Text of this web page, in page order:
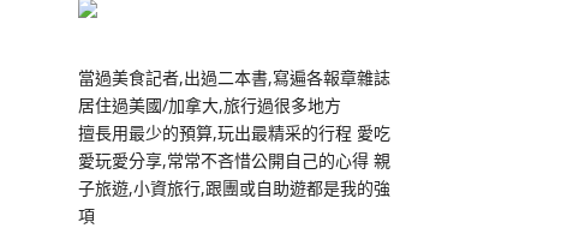
當過美食記者,出過二本書,寫遍各報章雜誌
居住過美國/加拿大,旅行過很多地方
擅長用最少的預算,玩出最精采的行程 愛吃
愛玩愛分享,常常不吝惜公開自己的心得 親
子旅遊,小資旅行,跟團或自助遊都是我的強
項